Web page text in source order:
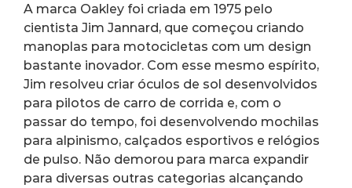
A marca Oakley foi criada em 1975 pelo
cientista Jim Jannard, que começou criando
manoplas para motocicletas com um design
bastante inovador. Com esse mesmo espírito,
Jim resolveu criar óculos de sol desenvolvidos
para pilotos de carro de corrida e, com o
passar do tempo, foi desenvolvendo mochilas
para alpinismo, calçados esportivos e relógios
de pulso. Não demorou para marca expandir
para diversas outras categorias alcançando